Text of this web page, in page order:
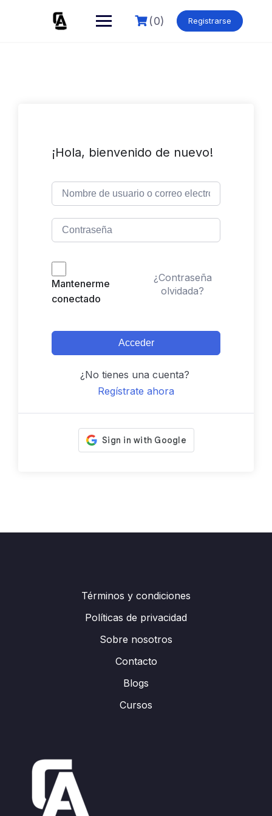
(0) Registrarse
¡Hola, bienvenido de nuevo!
Mantenerme
conectado
¿Contraseña
olvidada?
Acceder
¿No tienes una cuenta?
Regístrate ahora
Términos y condiciones
Políticas de privacidad
Sobre nosotros
Contacto
Blogs
Cursos